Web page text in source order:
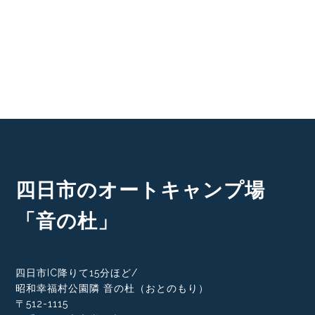
四日市のオートキャンプ場
「音の杜」
四日市IC降りて15分ほど/
昭和幸福村公園隣 音の杜（おとのもり）
〒512-1115